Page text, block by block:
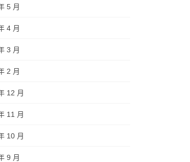
5 月
4 月
3 月
2 月
12 月
11 月
10 月
9 月